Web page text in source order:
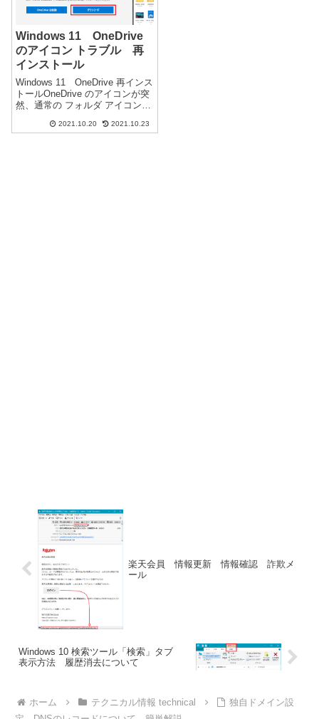
Windows 11 OneDrive
のアイコン トラブル 再
インストール
Windows 11 OneDrive 再インス
トールOneDrive のアイコンが突
然、通常の フォルダ アイコン
数のパソコンで確認Windows 11
2021.10.20 2021.10.23
楽天会員 情報更新 情報確認 詐欺メ
ール
Windows 10 検索ツール「検索」タブ
表示方法 履歴消去について
ホーム テクニカル情報 technical
独自ドメイン設